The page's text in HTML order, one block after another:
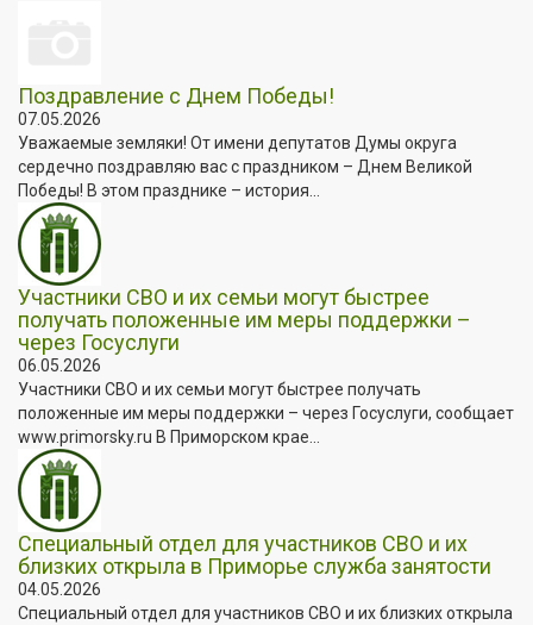
Поздравление с Днем Победы!
07.05.2026
Уважаемые земляки! От имени депутатов Думы округа
сердечно поздравляю вас с праздником – Днем Великой
Победы! В этом празднике – история...
Участники СВО и их семьи могут быстрее
получать положенные им меры поддержки –
через Госуслуги
06.05.2026
Участники СВО и их семьи могут быстрее получать
положенные им меры поддержки – через Госуслуги, сообщает
www.primorsky.ru В Приморском крае...
Специальный отдел для участников СВО и их
близких открыла в Приморье служба занятости
04.05.2026
Специальный отдел для участников СВО и их близких открыла